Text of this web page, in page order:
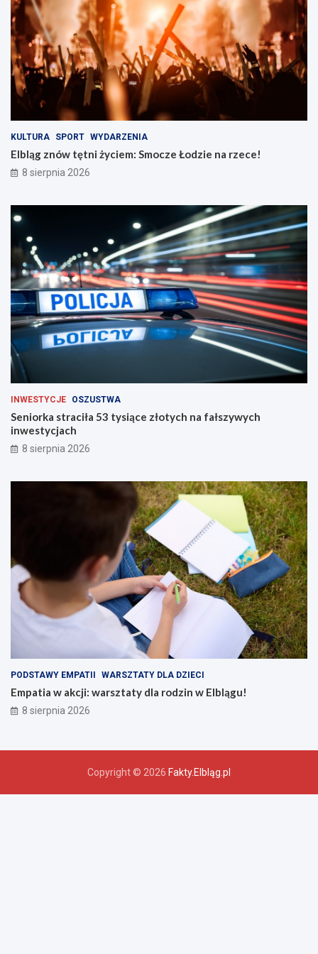
t
r
o
ż
n
o
i
n
d
r
a
c
i
e
n
a
r
z
e
e
!
KULTURA SPORT WYDARZENIA
Elbląg znów tętni życiem: Smocze Łodzie na rzece!
8 sierpnia 2026
INWESTYCJE OSZUSTWA
Seniorka straciła 53 tysiące złotych na fałszywych
inwestycjach
8 sierpnia 2026
PODSTAWY EMPATII WARSZTATY DLA DZIECI
Empatia w akcji: warsztaty dla rodzin w Elblągu!
8 sierpnia 2026
Copyright © 2026 Fakty.Elbląg.pl